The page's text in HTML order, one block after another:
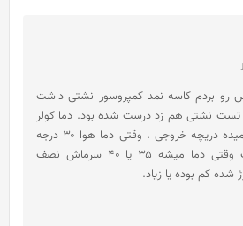
رو بردم کاسه نمد کمپروسور نشتی داشت
نشتی هم زد درست شده بود. دما کولر
با دماسنج ۷ یا ۸ نشون میده دریچه خروجی . وقتی دما هوا ۳۰ درجه
هست سرماش بد نیست وقتی دما میشه ۳۵ یا ۴۰ سرماش نصف
کم بوده یا زیاد.